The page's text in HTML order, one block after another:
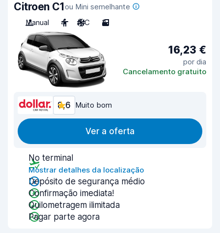
Citroen C1ou Mini semelhante
Manual
4 A/C 3
16,23 €
por dia
Cancelamento gratuito
8,6 Muito bom
Ver a oferta
No terminal
Mostrar detalhes da localização
Depósito de segurança médio
Confirmação imediata!
Quilometragem ilimitada
Pagar parte agora